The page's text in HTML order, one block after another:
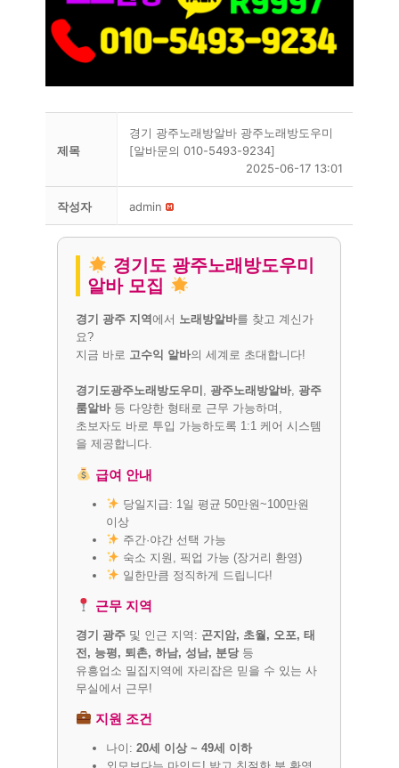
제목
경기 광주노래방알바 광주노래방도우미
[알바문의 010-5493-9234]
2025-06-17 13:01
작성자 admin
경기도 광주노래방도우미
알바 모집
경기 광주 지역에서 노래방알바를 찾고 계신가
요?
지금 바로 고수익 알바의 세계로 초대합니다!
경기도광주노래방도우미 , 광주노래방알바, 광주
룸알바등 다양한 형태로 근무 가능하며,
초보자도 바로 투입 가능하도록 1:1 케어 시스템
을 제공합니다.
급여 안내
당일지급: 1일 평균 50만원~100만원
이상
주간·야간 선택 가능
숙소 지원, 픽업 가능 (장거리 환영)
일한만큼 정직하게 드립니다!
근무 지역
경기 광주 및 인근 지역: 곤지암, 초월, 오포, 태
전, 능평, 퇴촌, 하남, 성남, 분당등
유흥업소 밀집지역에 자리잡은 믿을 수 있는 사
무실에서 근무!
지원 조건
나이:20세 이상 ~ 49세 이하